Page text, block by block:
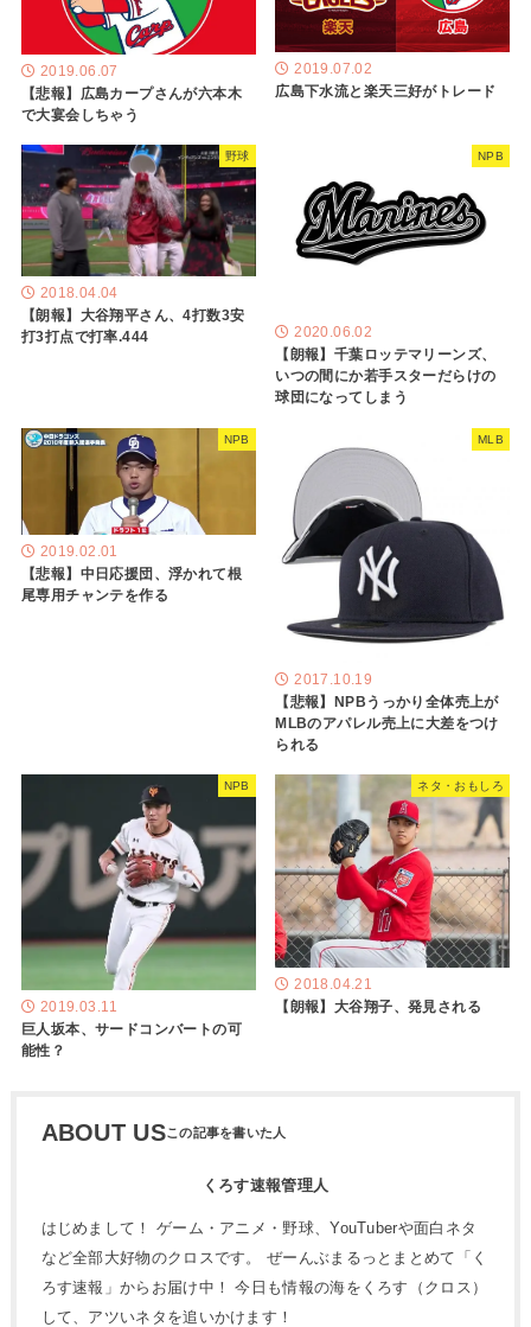
2019.06.07
【悲報】広島カープさんが六本木
で大宴会しちゃう
2019.07.02
広島下水流と楽天三好がトレード
野球
2018.04.04
【朗報】大谷翔平さん、4打数3安
打3打点で打率.444
NPB
2020.06.02
【朗報】千葉ロッテマリーンズ、
いつの間にか若手スターだらけの
球団になってしまう
NPB
2019.02.01
【悲報】中日応援団、浮かれて根
尾専用チャンテを作る
MLB
2017.10.19
【悲報】NPBうっかり全体売上が
MLBのアパレル売上に大差をつけ
られる
NPB
2019.03.11
巨人坂本、サードコンバートの可
能性？
ネタ・おもしろ
2018.04.21
【朗報】大谷翔子、発見される
ABOUT US
くろす速報管理人
はじめまして！ ゲーム・アニメ・野球、YouTuberや面白ネタ
など全部大好物のクロスです。 ぜーんぶまるっとまとめて「く
ろす速報」からお届け中！ 今日も情報の海をくろす（クロス）
して、アツいネタを追いかけます！